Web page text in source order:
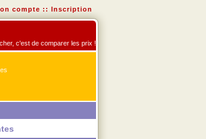
compte :: Inscription
c'est de comparer les prix !